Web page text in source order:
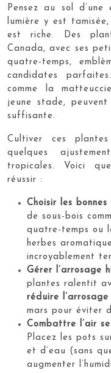
Pensez au sol
lumière y est
est riche. Des
Canada, avec ses
quatre-temps,
candidates
comme la
jeune stade, peuvent
suffisante.
Cultiver ces
quelques
tropicales. Voici
réussir :
Choisir les bonnes
de sous-bois
quatre-temps ou
herbes
incroyablement
Gérer l’arrosage
plantes ralentit
réduire
mars pour éviter
Combattre l’air
Placez les pots
et d’eau (sans
augmenter